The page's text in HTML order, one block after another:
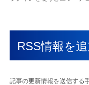
RSS情報を
記事の更新情報を送信する